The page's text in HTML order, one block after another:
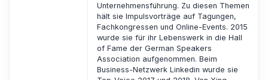
Unternehmensführung. Zu diesen Themen
hält sie Impulsvorträge auf Tagungen,
Fachkongressen und Online-Events. 2015
wurde sie für ihr Lebenswerk in die Hall
of Fame der German Speakers
Association aufgenommen. Beim
Business-Netzwerk Linkedin wurde sie